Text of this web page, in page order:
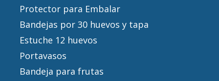
Protector para Embalar
Bandejas por 30 huevos y tapa
Estuche 12 huevos
Portavasos
Bandeja para frutas